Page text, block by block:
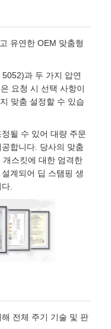
유연한 OEM 맞춤형
과 두 가지 압연
요청 시 선택 사항이
맞춤 설정할 수 있습
될 수 있어 대량 주문
합니다. 당사의 맞춤
스킷에 대한 엄격한
계되어 딥 스탬핑 생
.
전체 주기 기술 및 판